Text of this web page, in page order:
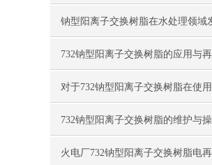
质？
钠型阳离子交换树脂在水处理领域
挥着重要作用
732钠型阳离子交换树脂的应用与
方法
对于732钠型阳离子交换树脂在使
应定期进行保养
732钠型阳离子交换树脂的维护与
过程
火电厂732钠型阳离子交换树脂电